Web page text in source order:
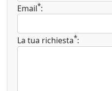
Email*:
La tua richiesta*: